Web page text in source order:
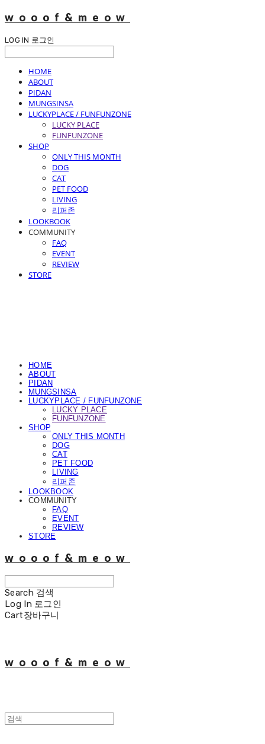
wooof&meow
LOG IN 로그인
HOME
ABOUT
PIDAN
MUNGSINSA
LUCKYPLACE / FUNFUNZONE
LUCKY PLACE
FUNFUNZONE
SHOP
ONLY THIS MONTH
DOG
CAT
PET FOOD
LIVING
리퍼존
LOOKBOOK
COMMUNITY
FAQ
EVENT
REVIEW
STORE
HOME
ABOUT
PIDAN
MUNGSINSA
LUCKYPLACE / FUNFUNZONE
LUCKY PLACE
FUNFUNZONE
SHOP
ONLY THIS MONTH
DOG
CAT
PET FOOD
LIVING
리퍼존
LOOKBOOK
COMMUNITY
FAQ
EVENT
REVIEW
STORE
wooof&meow
Search 검색
Log In 로그인
Cart장바구니
wooof&meow